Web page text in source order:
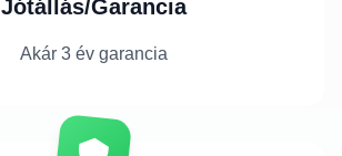
Jótállás/Garancia
Akár 3 év garancia